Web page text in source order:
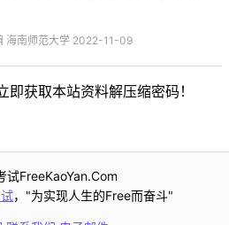
海南师范大学 2022-11-09
即获取本站资料解压缩密码！
试FreeKaoYan.Com
，"为实现人生的Free而奋斗"